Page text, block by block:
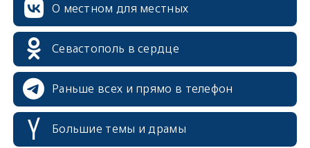
О местном для местных
Севастополь в сердце
Раньше всех и прямо в телефон
Большие темы и драмы